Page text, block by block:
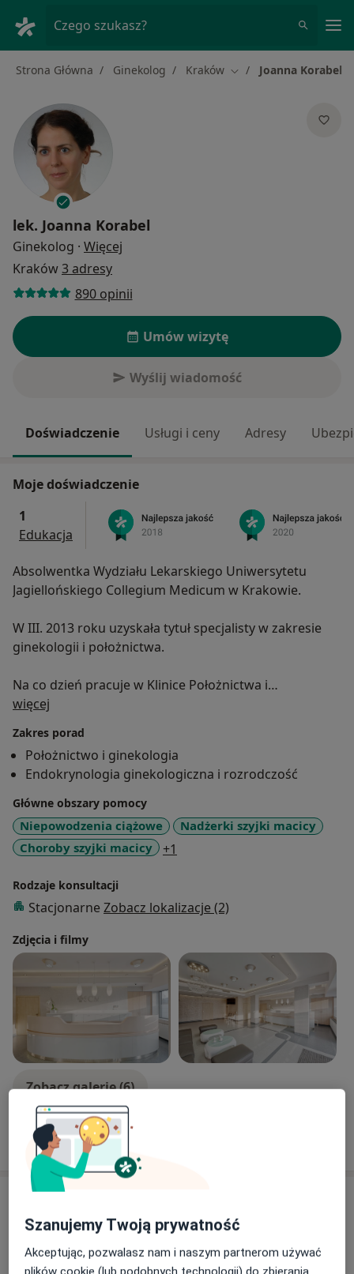
Czego szukasz?
Strona Główna Ginekolog Kraków Zmień miasto
Joanna Korabel
lek. Joanna Korabel
Ginekolog · Więcej
Kraków3 adresy
890 opinii
Umów wizytę
Wyślij wiadomość
Doświadczenie Usługi i ceny Adresy
Moje doświadczenie
1
Edukacja
Absolwentka Wydziału Lekarskiego Uniwersytetu
Jagiellońskiego Collegium Medicum w Krakowie.
W III. 2013 roku uzyskała tytuł specjalisty w zakresie
ginekologii i położnictwa.
Na co dzień pracuje w Klinice Położnictwa i
Perinatologii Szpitala Uniwersyteckiego w Krakowie na
Pacjentkami z ciążą powikłaną chorobami matki i
płodu.
W latach 2005-2008 pracowała na Oddziale
Endokrynologii Ginekologicznej gdzie zdobywała
wiedzę i doświadczenie w diagnostyce i leczeniu
zaburzeń hormonalnych i niepłodności.
Obszarem jej zainteresowań jest szczególnie opieka
nad kobieta ciężarną oraz diagnostyka i leczenie
zaburzeń hormonalnych.
więcej
Zakres porad
Położnictwo i ginekologia
Endokrynologia ginekologiczna i rozrodczość
Główne obszary pomocy
Niepowodzenia ciążowe
Nadżerki szyjki macicy
Choroby szyjki macicy
+1
Rodzaje konsultacji
Stacjonarne Zobacz lokalizacje (2)
Zdjęcia i filmy
Zobacz galerię (6)
Usługi i ceny
Konsultacja ginekologiczna +
350 zł Szczegóły
Umów wizytę
Szanujemy Twoją prywatność
Akceptując, pozwalasz nam i naszym partnerom używać
plików cookie (lub podobnych technologii) do zbierania